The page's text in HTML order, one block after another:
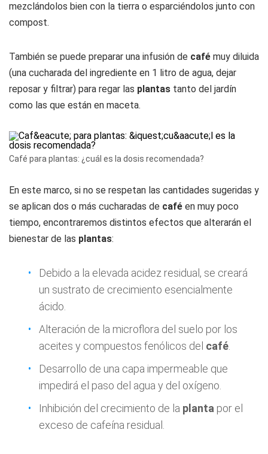
mezclándolos bien con la tierra o esparciéndolos junto con
compost.
También se puede preparar una infusión de café muy diluida
(una cucharada del ingrediente en 1 litro de agua, dejar
reposar y filtrar) para regar las plantas tanto del jardín
como las que están en maceta.
Café para plantas: ¿cuál es la dosis recomendada?
En este marco, si no se respetan las cantidades sugeridas y
se aplican dos o más cucharadas de café en muy poco
tiempo, encontraremos distintos efectos que alterarán el
bienestar de las plantas:
Debido a la elevada acidez residual, se creará
un sustrato de crecimiento esencialmente
ácido.
Alteración de la microflora del suelo por los
aceites y compuestos fenólicos del café
Desarrollo de una capa impermeable que
impedirá el paso del agua y del oxígeno.
Inhibición del crecimiento de la planta por el
exceso de cafeína residual.